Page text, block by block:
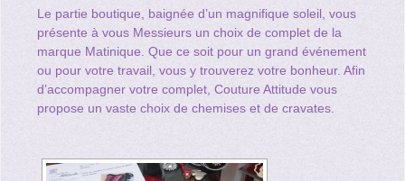
Le partie boutique, baignée d’un magnifique soleil, vous
présente à vous Messieurs un choix de complet de la
marque Matinique. Que ce soit pour un grand événement
ou pour votre travail, vous y trouverez votre bonheur. Afin
d’accompagner votre complet, Couture Attitude vous
propose un vaste choix de chemises et de cravates.